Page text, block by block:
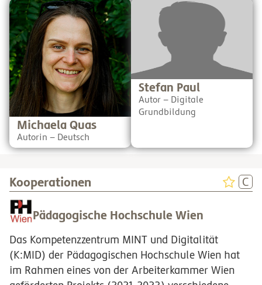
Michaela ist
Dramapädagogin und AHS-
Lehrerin für Deutsch und
GSPB am Don Bosco-
Gymnasium
Unterwaltersdorf sowie
Autorin und Lektorin für
Deutsch bei SchuBu.
Gemeinsam mit Martina
bildet sie ein Autorinnen-
Dreamteam aus dem es nur
so heraussprudelt.
Michaela Quas
Autorin – Deutsch
Stefan gestaltet seinen
Unterricht nicht nur digital,
sondern ist auch ein APLS –
Apple Professional Learning
Specialist. Da liegt es
natürlich nahe, ihn auf
Digitale Grundbildung
anzusetzen.
Stefan Paul
Autor – Digitale
Grundbildung
Kooperationen
Pädagogische Hochschule Wien
Das Kompetenzzentrum MINT und Digitalität
(K:MID) der Pädagogischen Hochschule Wien hat
im Rahmen eines von der Arbeiterkammer Wien